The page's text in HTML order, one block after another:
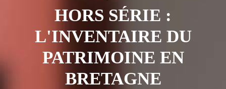
HORS SÉRIE :
L'INVENTAIRE DU
PATRIMOINE EN
BRETAGNE